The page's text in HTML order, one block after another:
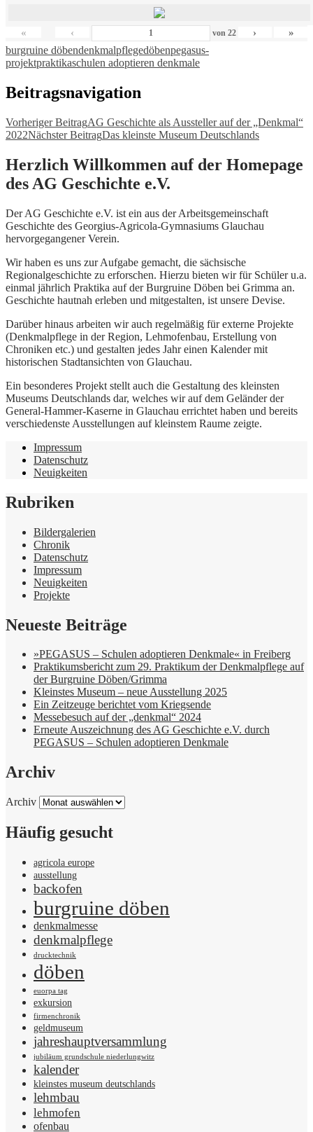
« ‹ von 22 › »
burgruine döbendenkmalpflegedöbenpegasus-
projektpraktikaschulen adoptieren denkmale
Beitragsnavigation
Vorheriger BeitragAG Geschichte als Aussteller auf der „Denkmal“
2022Nächster BeitragDas kleinste Museum Deutschlands
Herzlich Willkommen auf der Homepage
des AG Geschichte e.V.
Der AG Geschichte e.V. ist ein aus der Arbeitsgemeinschaft
Geschichte des Georgius-Agricola-Gymnasiums Glauchau
hervorgegangener Verein.
Wir haben es uns zur Aufgabe gemacht, die sächsische
Regionalgeschichte zu erforschen. Hierzu bieten wir für Schüler u.a.
einmal jährlich Praktika auf der Burgruine Döben bei Grimma an.
Geschichte hautnah erleben und mitgestalten, ist unsere Devise.
Darüber hinaus arbeiten wir auch regelmäßig für externe Projekte
(Denkmalpflege in der Region, Lehmofenbau, Erstellung von
Chroniken etc.) und gestalten jedes Jahr einen Kalender mit
historischen Stadtansichten von Glauchau.
Ein besonderes Projekt stellt auch die Gestaltung des kleinsten
Museums Deutschlands dar, welches wir auf dem Geländer der
General-Hammer-Kaserne in Glauchau errichtet haben und bereits
verschiedenste Ausstellungen auf kleinstem Raume zeigte.
Impressum
Datenschutz
Neuigkeiten
Rubriken
Bildergalerien
Chronik
Datenschutz
Impressum
Neuigkeiten
Projekte
Neueste Beiträge
»PEGASUS – Schulen adoptieren Denkmale« in Freiberg
Praktikumsbericht zum 29. Praktikum der Denkmalpflege auf
der Burgruine Döben/Grimma
Kleinstes Museum – neue Ausstellung 2025
Ein Zeitzeuge berichtet vom Kriegsende
Messebesuch auf der „denkmal“ 2024
Erneute Auszeichnung des AG Geschichte e.V. durch
PEGASUS – Schulen adoptieren Denkmale
Archiv
Archiv
Häufig gesucht
agricola europe
ausstellung
backofen
burgruine döben
denkmalmesse
denkmalpflege
drucktechnik
döben
euorpa tag
exkursion
firmenchronik
geldmuseum
jahreshauptversammlung
jubiläum grundschule niederlungwitz
kalender
kleinstes museum deutschlands
lehmbau
lehmofen
ofenbau